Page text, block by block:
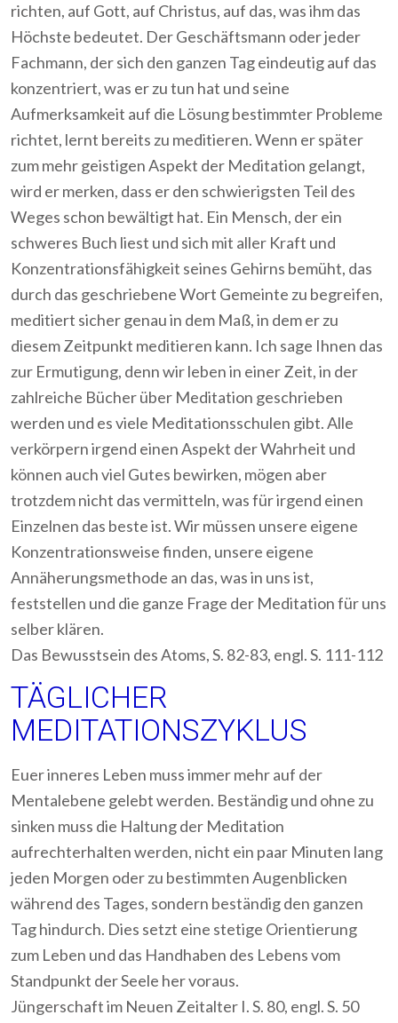
richten, auf Gott, auf Christus, auf das, was ihm das
Höchste bedeutet. Der Geschäftsmann oder jeder
Fachmann, der sich den ganzen Tag eindeutig auf das
konzentriert, was er zu tun hat und seine
Aufmerksamkeit auf die Lösung bestimmter Probleme
richtet, lernt bereits zu meditieren. Wenn er später
zum mehr geistigen Aspekt der Meditation gelangt,
wird er merken, dass er den schwierigsten Teil des
Weges schon bewältigt hat. Ein Mensch, der ein
schweres Buch liest und sich mit aller Kraft und
Konzentrationsfähigkeit seines Gehirns bemüht, das
durch das geschriebene Wort Gemeinte zu begreifen,
meditiert sicher genau in dem Maß, in dem er zu
diesem Zeitpunkt meditieren kann. Ich sage Ihnen das
zur Ermutigung, denn wir leben in einer Zeit, in der
zahlreiche Bücher über Meditation geschrieben
werden und es viele Meditationsschulen gibt. Alle
verkörpern irgend einen Aspekt der Wahrheit und
können auch viel Gutes bewirken, mögen aber
trotzdem nicht das vermitteln, was für irgend einen
Einzelnen das beste ist. Wir müssen unsere eigene
Konzentrationsweise finden, unsere eigene
Annäherungsmethode an das, was in uns ist,
feststellen und die ganze Frage der Meditation für uns
selber klären.
Das Bewusstsein des Atoms, S. 82-83, engl. S. 111-112
TÄGLICHER
MEDITATIONSZYKLUS
Euer inneres Leben muss immer mehr auf der
Mentalebene gelebt werden. Beständig und ohne zu
sinken muss die Haltung der Meditation
aufrechterhalten werden, nicht ein paar Minuten lang
jeden Morgen oder zu bestimmten Augenblicken
während des Tages, sondern beständig den ganzen
Tag hindurch. Dies setzt eine stetige Orientierung
zum Leben und das Handhaben des Lebens vom
Standpunkt der Seele her voraus.
Jüngerschaft im Neuen Zeitalter I. S. 80, engl. S. 50